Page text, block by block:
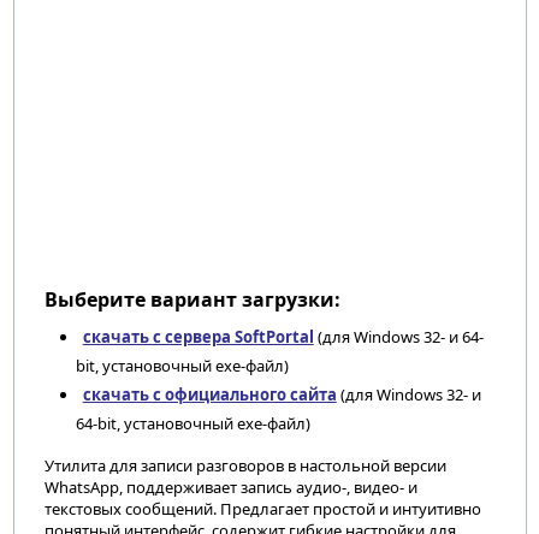
Выберите вариант загрузки:
скачать с сервера SoftPortal (для Windows 32- и 64-
bit, установочный exe-файл)
скачать с официального сайта (для Windows 32- и
64-bit, установочный exe-файл)
Утилита для записи разговоров в настольной версии
WhatsApp, поддерживает запись аудио-, видео- и
текстовых сообщений. Предлагает простой и интуитивно